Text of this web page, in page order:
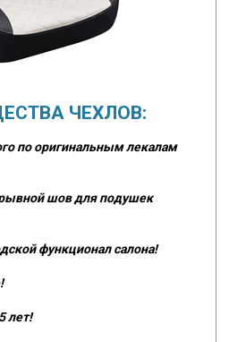
ЧЕХЛОВ:
по оригинальным лекалам
шов для подушек
функционал салона!
лет!